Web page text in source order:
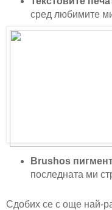
сред любимите
Brushos
последната ми
Сдобих се с още най-